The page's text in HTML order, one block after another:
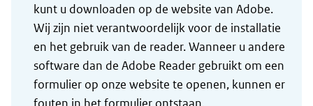
kunt u downloaden op de website van Adobe.
Wij zijn niet verantwoordelijk voor de installatie
en het gebruik van de reader. Wanneer u andere
software dan de Adobe Reader gebruikt om een
formulier op onze website te openen, kunnen er